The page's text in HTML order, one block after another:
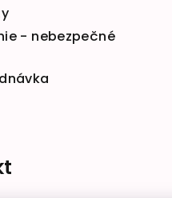
- nebezpečné